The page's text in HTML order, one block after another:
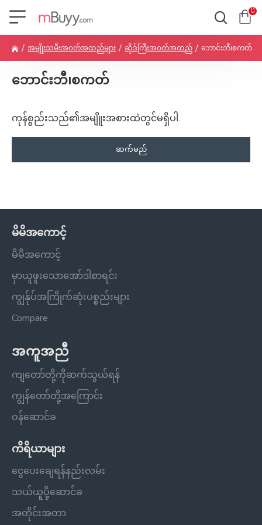
0
အမျိုးသမီးအဝတ်အထည်များ ဆိုဒ်ကြီးအဝတ်အထည် ဘောင်းဘီ၊စကတ်
ဘောင်းဘီ၊စကတ်
ကုန်စ္စည်းသည်၏အမျိူးအစားထဲတွင်မရှိပါ.
ဆက်မည်
မိမိအကောင့်
မိမိအကောင့်
မှာယူဖူးသောအော်ဒါစာရင်း
ကျွန်ုပ်အကြိုက်ဆုံးပစ္စည်းများ
Compare
အကူအညီ
ကျတော်တို့ကိုဆက်သွယ်ရန်
ကျွန်တော်တို့အကြောင်း
ဝန်ဆောင်ခ
ကိရိယာများ
ငွေပေးချေရန်နည်းလမ်း
သယ်ယူပို့ဆောင်ခ
အတိုင်းအတာ